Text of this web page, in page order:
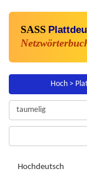
SASS
Hoch >
Hochdeutsch